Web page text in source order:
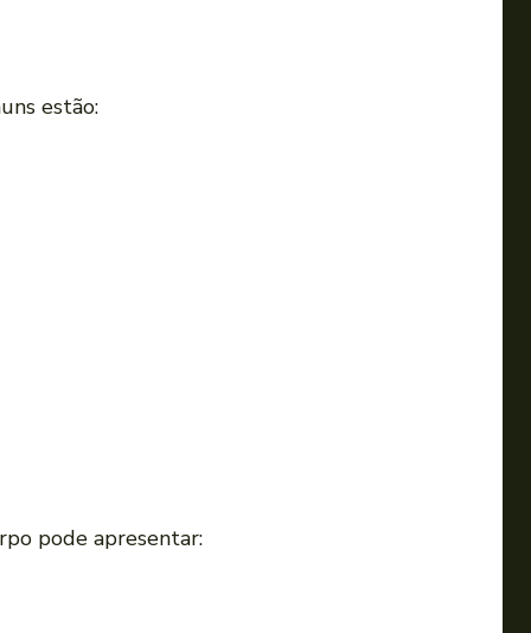
estão:
pode apresentar: